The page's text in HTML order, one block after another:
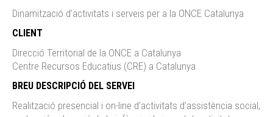
Dinamització d’activitats i serveis per a la ONCE Catalunya
CLIENT
Direcció Territorial de la ONCE a Catalunya
Centre Recursos Educatius (CRE) a Catalunya
BREU DESCRIPCIÓ DEL SERVEI
Realització presencial i on-line d’activitats d’assistència social,